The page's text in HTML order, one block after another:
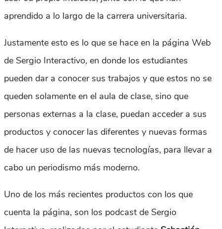
aprendido a lo largo de la carrera universitaria.
Justamente esto es lo que se hace en la página Web
de Sergio Interactivo, en donde los estudiantes
pueden dar a conocer sus trabajos y que estos no se
queden solamente en el aula de clase, sino que
personas externas a la clase, puedan acceder a sus
productos y conocer las diferentes y nuevas formas
de hacer uso de las nuevas tecnologías, para llevar a
cabo un periodismo más moderno.
Uno de los más recientes productos con los que
cuenta la página, son los podcast de Sergio